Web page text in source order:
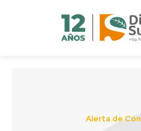
Alerta de